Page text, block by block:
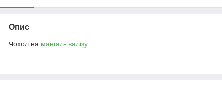
Опис
Чохол на мангал- валізу